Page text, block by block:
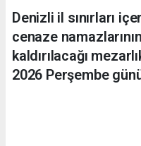
Denizli il sınırları
cenaze
kaldırılacağı
2026 Perşembe